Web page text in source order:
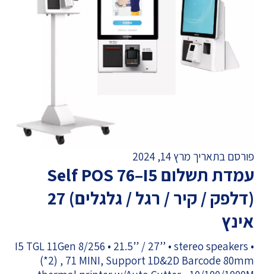
פורסם בתאריך מרץ 14, 2024
עמדת תשלום Self POS 76–I5
(דלפק / קיר / רגל / גלגלים) 27
אינץ
• I5 TGL 11Gen 8/256 • 21.5’’ / 27’’ • stereo speakers
(*2) , 71 MINI, Support 1D&2D Barcode 80mm